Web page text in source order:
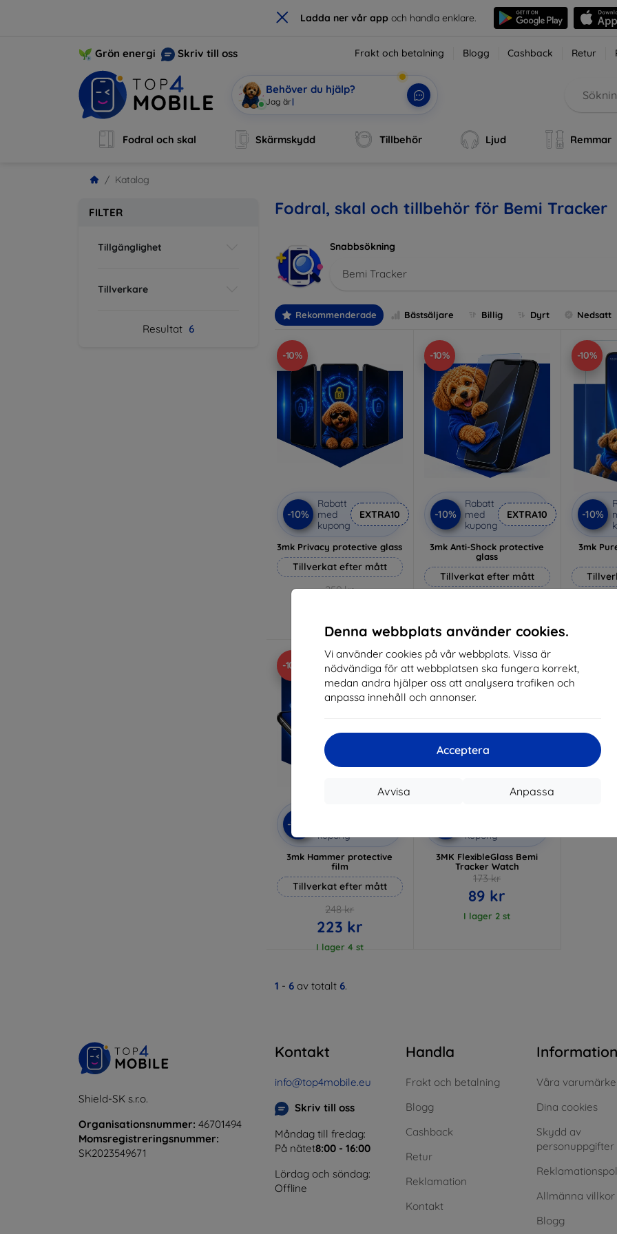
× Ladda ner vår app och handla enklare.
Denna webbplats använder cookies.
Vi använder cookies på vår webbplats. Vissa är
nödvändiga för att webbplatsen ska fungera korrekt,
medan andra hjälper oss att analysera trafiken och
anpassa innehåll och annonser.
Acceptera
Anpassa
Avvisa
Grön energi Skriv till oss Frakt och betalning Blogg Cashback Retur
Behöver du hjälp?
Jag är Mobi,
Fodral och skal Skärmskydd Tillbehör Ljud Remmar
Katalog
FILTER
Tillgänglighet
Tillverkare
Resultat 6
Fodral, skal och tillbehör för Bemi Tracker
Snabbsökning
Bemi Tracker
Rekommenderade Bästsäljare Billig Dyrt Nedsatt
-10%
-10%
Rabatt
med
kupong
EXTRA10
3mk Privacy protective glass
Tillverkat efter mått
259 kr
I lager 3 st
-10%
-10%
Rabatt
med
kupong
EXTRA10
3mk Anti-Shock protective
glass
Tillverkat efter mått
I lager > 5 st
-10%
-10%
3mk
I
-10%
-10%
kupong
3mk Hammer protective
film
Tillverkat efter mått
248 kr
223 kr
I lager 4 st
-49%
kupong
3MK FlexibleGlass Bemi
Tracker Watch
173 kr
89 kr
I lager 2 st
1 - 6 av totalt 6.
Shield-SK s.r.o.
Organisationsnummer: 46701494
Momsregistreringsnummer:
SK2023549671
Kontakt
info@top4mobile.eu
Skriv till oss
Måndag till fredag:
På nätet8:00 - 16:00
Lördag och söndag:
Offline
Handla
Frakt och betalning
Blogg
Cashback
Retur
Reklamation
Kontakt
Information
Våra
Dina cookies
Skydd av
personuppgifter
Allmänna villkor
Blogg